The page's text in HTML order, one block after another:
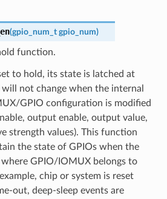
(gpio_num_t gpio_num)
function.
to hold, its state is latched at
not change when the internal
GPIO configuration is modified
output enable, output value,
strength values). This function
the state of GPIOs when the
GPIO/IOMUX belongs to
chip or system is reset
out, deep-sleep events are